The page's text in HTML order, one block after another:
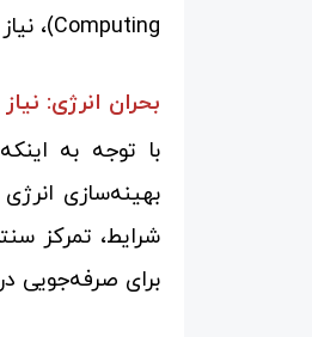
Computing)، نیاز به معماری‌های انعطاف‌پذیرتر و مقیاس‌پذیرتر را ضروری ساخته است.
بحران انرژی:
بهینه‌سازی
شرایط، تمرکز
برای صرفه‌جویی